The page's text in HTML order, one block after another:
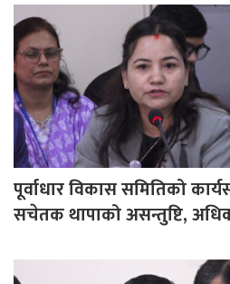
पूर्वाधार विकास समितिको
सचेतक थापाको असन्तुष्टि,